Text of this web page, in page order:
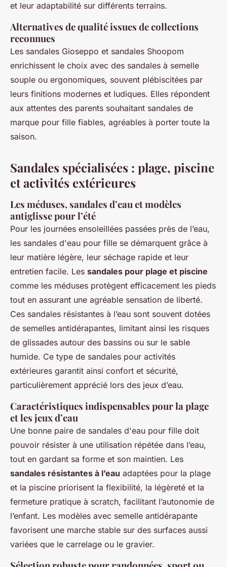
et leur adaptabilité sur différents terrains.
Alternatives de qualité issues de collections
reconnues
Les sandales Gioseppo et sandales Shoopom
enrichissent le choix avec des sandales à semelle
souple ou ergonomiques, souvent plébiscitées par
leurs finitions modernes et ludiques. Elles répondent
aux attentes des parents souhaitant sandales de
marque pour fille fiables, agréables à porter toute la
saison.
Sandales spécialisées : plage, piscine
et activités extérieures
Les méduses, sandales d’eau et modèles
antiglisse pour l’été
Pour les journées ensoleillées passées près de l’eau,
les sandales d'eau pour fille se démarquent grâce à
leur matière légère, leur séchage rapide et leur
entretien facile. Les sandales pour plage et piscine
comme les méduses protègent efficacement les pieds
tout en assurant une agréable sensation de liberté.
Ces sandales résistantes à l’eau sont souvent dotées
de semelles antidérapantes, limitant ainsi les risques
de glissades autour des bassins ou sur le sable
humide. Ce type de sandales pour activités
extérieures garantit ainsi confort et sécurité,
particulièrement apprécié lors des jeux d’eau.
Caractéristiques indispensables pour la plage
et les jeux d’eau
Une bonne paire de sandales d'eau pour fille doit
pouvoir résister à une utilisation répétée dans l’eau,
tout en gardant sa forme et son maintien. Les
sandales résistantes à l’eau adaptées pour la plage
et la piscine priorisent la flexibilité, la légèreté et la
fermeture pratique à scratch, facilitant l’autonomie de
l’enfant. Les modèles avec semelle antidérapante
favorisent une marche stable sur des surfaces aussi
variées que le carrelage ou le gravier.